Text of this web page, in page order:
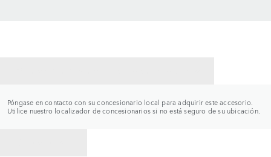
Póngase en contacto con su concesionario local para adquirir este accesorio.
Utilice nuestro localizador de concesionarios si no está seguro de su ubicación.